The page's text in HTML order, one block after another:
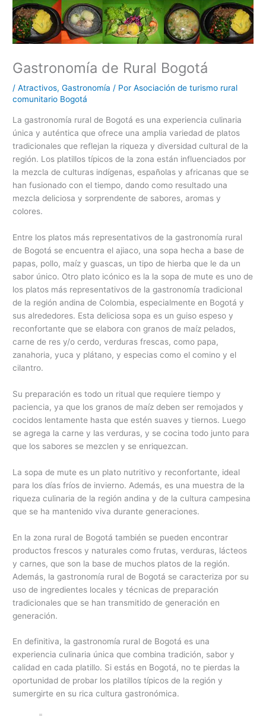
Gastronomía de Rural Bogotá
/Atractivos,Gastronomía / PorAsociación de turismo rural
comunitario Bogotá
La gastronomía rural de Bogotá es una experiencia culinaria
única y auténtica que ofrece una amplia variedad de platos
tradicionales que reflejan la riqueza y diversidad cultural de la
región. Los platillos típicos de la zona están influenciados por
la mezcla de culturas indígenas, españolas y africanas que se
han fusionado con el tiempo, dando como resultado una
mezcla deliciosa y sorprendente de sabores, aromas y
colores.
Entre los platos más representativos de la gastronomía rural
de Bogotá se encuentra el ajiaco, una sopa hecha a base de
papas, pollo, maíz y guascas, un tipo de hierba que le da un
sabor único. Otro plato icónico es la la sopa de mute es uno de
los platos más representativos de la gastronomía tradicional
de la región andina de Colombia, especialmente en Bogotá y
sus alrededores. Esta deliciosa sopa es un guiso espeso y
reconfortante que se elabora con granos de maíz pelados,
carne de res y/o cerdo, verduras frescas, como papa,
zanahoria, yuca y plátano, y especias como el comino y el
cilantro.
Su preparación es todo un ritual que requiere tiempo y
paciencia, ya que los granos de maíz deben ser remojados y
cocidos lentamente hasta que estén suaves y tiernos. Luego
se agrega la carne y las verduras, y se cocina todo junto para
que los sabores se mezclen y se enriquezcan.
La sopa de mute es un plato nutritivo y reconfortante, ideal
para los días fríos de invierno. Además, es una muestra de la
riqueza culinaria de la región andina y de la cultura campesina
que se ha mantenido viva durante generaciones.
En la zona rural de Bogotá también se pueden encontrar
productos frescos y naturales como frutas, verduras, lácteos
y carnes, que son la base de muchos platos de la región.
Además, la gastronomía rural de Bogotá se caracteriza por su
uso de ingredientes locales y técnicas de preparación
tradicionales que se han transmitido de generación en
generación.
En definitiva, la gastronomía rural de Bogotá es una
experiencia culinaria única que combina tradición, sabor y
calidad en cada platillo. Si estás en Bogotá, no te pierdas la
oportunidad de probar los platillos típicos de la región y
sumergirte en su rica cultura gastronómica.